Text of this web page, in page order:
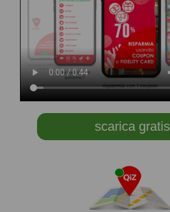
scarica gratis